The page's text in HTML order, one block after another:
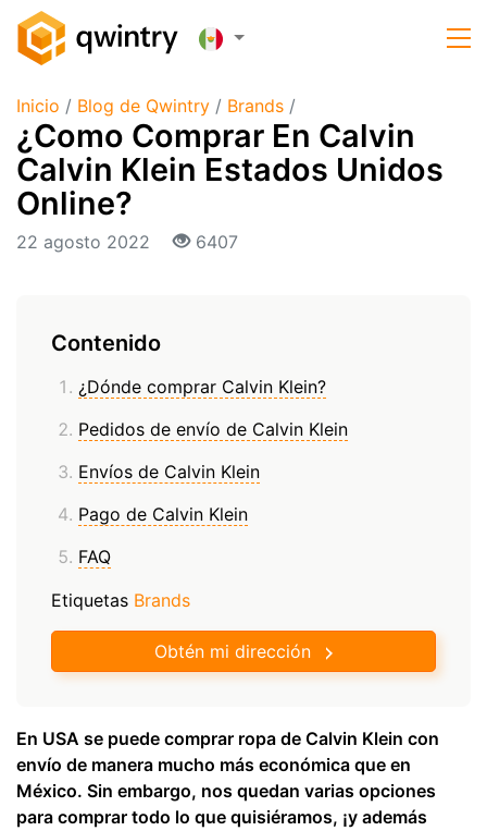
Inicio / Blog de Qwintry / Brands /
¿Como Comprar En Calvin
Calvin Klein Estados Unidos
Online?
22 agosto 2022 6407
Contenido
¿Dónde comprar Calvin Klein?
Pedidos de envío de Calvin Klein
Envíos de Calvin Klein
Pago de Calvin Klein
FAQ
Etiquetas Brands
Obtén mi dirección
En USA se puede comprar ropa de Calvin Klein con
envío de manera mucho más económica que en
México. Sin embargo, nos quedan varias opciones
para comprar todo lo que quisiéramos, ¡y además